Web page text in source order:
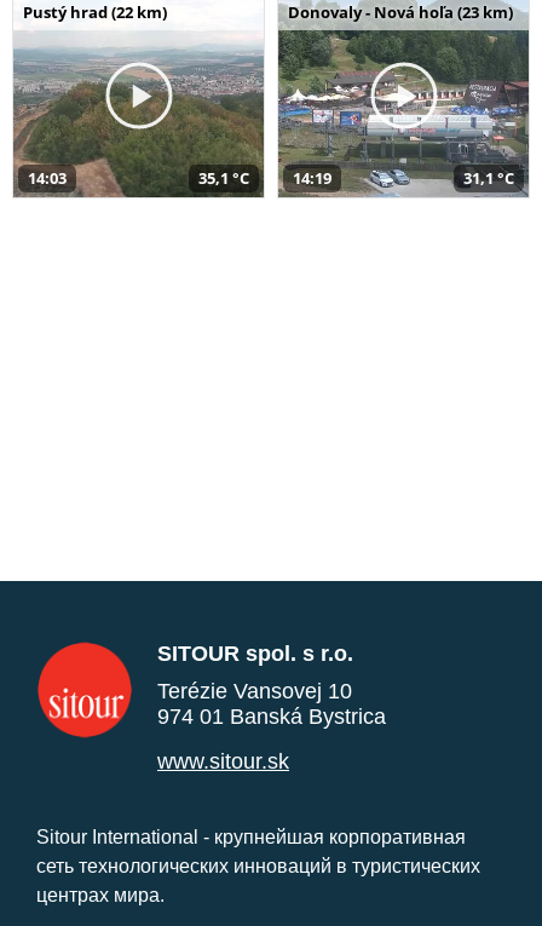
Pustý hrad (22 km)
14:03 35,1 °C
Donovaly - Nová hoľa (23 km)
14:19 31,1 °C
SITOUR spol. s r.o.
Terézie Vansovej 10
974 01 Banská Bystrica
www.sitour.sk
Sitour International - крупнейшая корпоративная
сеть технологических инноваций в туристических
центрах мира.